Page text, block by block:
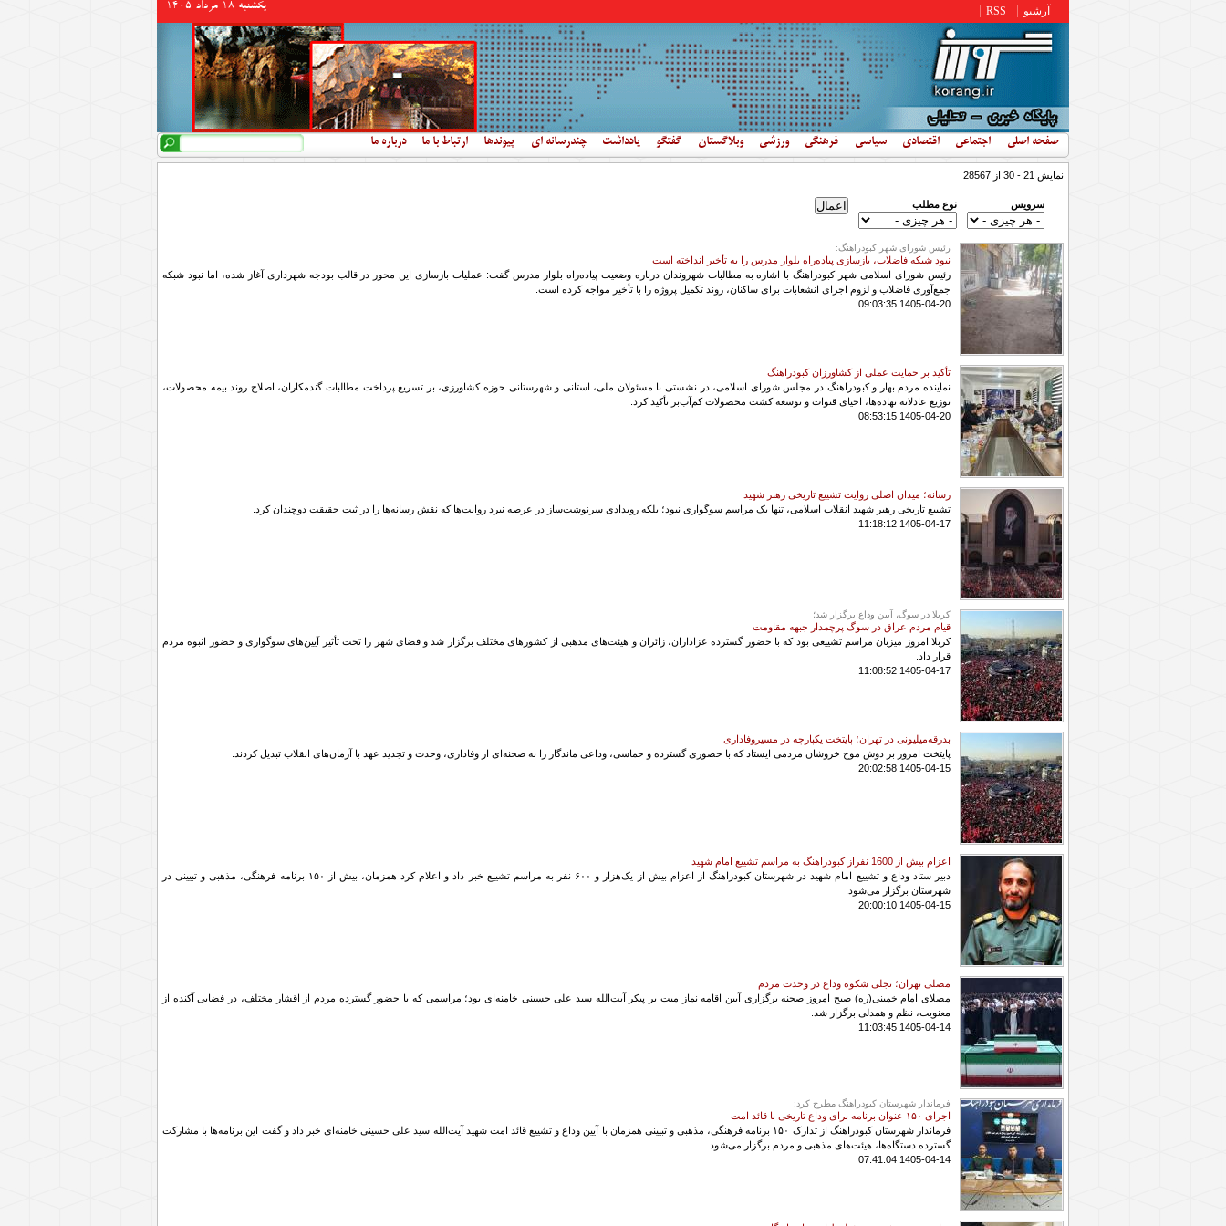
يكشنبه 18 مرداد 1405 آرشیو RSS
صفحه اصلی اجتماعی اقتصادی سیاسی فرهنگی ورزشی وبلاگستان گفتگو یادداشت چندرسانه ای پیوندها ارتباط با ما درباره ما فرم جستجو
جستجو
نمایش 21 - 30 از 28567
سرویس نوع مطلب
رئیس شورای شهر کبودراهنگ:
نبود شبکه فاضلاب، بازسازی پیاده‌راه بلوار مدرس را به تأخیر انداخته است
رئیس شورای اسلامی شهر کبودراهنگ با اشاره به مطالبات شهروندان درباره وضعیت پیاده‌راه بلوار مدرس گفت: عملیات بازسازی این محور در قالب بودجه شهرداری آغاز شده، اما نبود شبکه
جمع‌آوری فاضلاب و لزوم اجرای انشعابات برای ساکنان، روند تکمیل پروژه را با تأخیر مواجه کرده است.
1405-04-20 09:03:35
تأکید بر حمایت عملی از کشاورزان کبودراهنگ
نماینده مردم بهار و کبودراهنگ در مجلس شورای اسلامی، در نشستی با مسئولان ملی، استانی و شهرستانی حوزه کشاورزی، بر تسریع پرداخت مطالبات گندمکاران، اصلاح روند بیمه محصولات،
توزیع عادلانه نهاده‌ها، احیای قنوات و توسعه کشت محصولات کم‌آب‌بر تأکید کرد.
1405-04-20 08:53:15
رسانه؛ میدان اصلی روایت تشییع تاریخی رهبر شهید
تشییع تاریخی رهبر شهید انقلاب اسلامی، تنها یک مراسم سوگواری نبود؛ بلکه رویدادی سرنوشت‌ساز در عرصه نبرد روایت‌ها که نقش رسانه‌ها را در ثبت حقیقت دوچندان کرد.
1405-04-17 11:18:12
کربلا در سوگ، آیین وداع برگزار شد؛
قیام مردم عراق در سوگ پرچمدار جبهه مقاومت
کربلا امروز میزبان مراسم تشییعی بود که با حضور گسترده عزاداران، زائران و هیئت‌های مذهبی از کشورهای مختلف برگزار شد و فضای شهر را تحت تأثیر آیین‌های سوگواری و حضور انبوه مردم
قرار داد.
1405-04-17 11:08:52
بدرقه‌میلیونی در تهران؛ پایتخت یکپارچه در مسیروفاداری
پایتخت امروز بر دوش موج خروشان مردمی ایستاد که با حضوری گسترده و حماسی، وداعی ماندگار را به صحنه‌ای از وفاداری، وحدت و تجدید عهد با آرمان‌های انقلاب تبدیل کردند.
1405-04-15 20:02:58
اعزام بیش از 1600 نفراز کبودراهنگ به مراسم تشییع امام شهید
دبیر ستاد وداع و تشییع امام شهید در شهرستان کبودراهنگ از اعزام بیش از یک‌هزار و ۶۰۰ نفر به مراسم تشییع خبر داد و اعلام کرد همزمان، بیش از ۱۵۰ برنامه فرهنگی، مذهبی و تبیینی در
شهرستان برگزار می‌شود.
1405-04-15 20:00:10
مصلی تهران؛ تجلی شکوه وداع در وحدت مردم
مصلای امام خمینی(ره) صبح امروز صحنه برگزاری آیین اقامه نماز میت بر پیکر آیت‌الله سید علی حسینی خامنه‌ای بود؛ مراسمی که با حضور گسترده مردم از اقشار مختلف، در فضایی آکنده از
معنویت، نظم و همدلی برگزار شد.
1405-04-14 11:03:45
فرماندار شهرستان کبودراهنگ مطرح کرد:
اجرای ۱۵۰ عنوان برنامه برای وداع تاریخی با قائد امت
فرماندار شهرستان کبودراهنگ از تدارک ۱۵۰ برنامه فرهنگی، مذهبی و تبیینی همزمان با آیین وداع و تشییع قائد امت شهید آیت‌الله سید علی حسینی خامنه‌ای خبر داد و گفت این برنامه‌ها با مشارکت
گسترده دستگاه‌ها، هیئت‌های مذهبی و مردم برگزار می‌شود.
1405-04-14 07:41:04